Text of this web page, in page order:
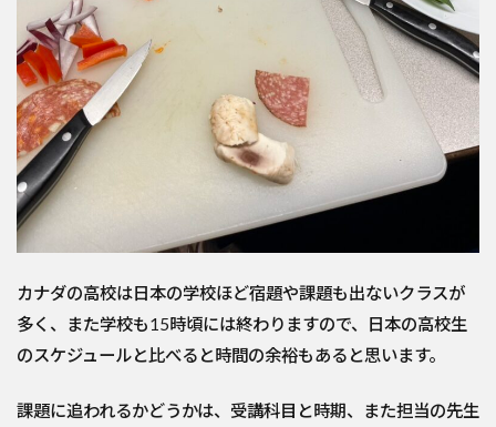
カナダの高校は日本の学校ほど宿題や課題も出ないクラスが
多く、また学校も15時頃には終わりますので、日本の高校生
のスケジュールと比べると時間の余裕もあると思います。
課題に追われるかどうかは、受講科目と時期、また担当の先生